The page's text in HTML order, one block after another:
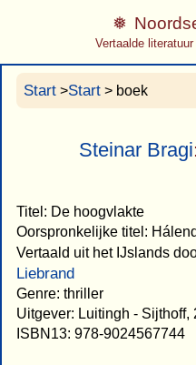
Vertaalde
Start >Start > boek
Steinar Bragi
Titel: De hoogvlakte
Oorspronkelijke titel:
Vertaald uit het IJslands
Liebrand
Genre: thriller
Uitgever: Luitingh - Sijthoff,
ISBN13: 978-9024567744